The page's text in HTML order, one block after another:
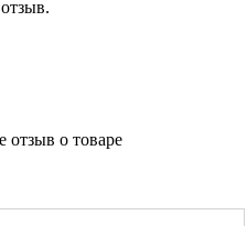
отзыв о товаре